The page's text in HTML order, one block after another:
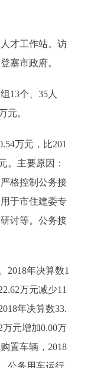
才工作站。访
塞市政府。
13个、35人
元。
万元，比201
。主要原因：
格控制公务接
于市住建委专
讨等。公务接
年决算数1
万元减少11
年决算数33.
万元增加0.00万
置车辆，2018
公务用车运行